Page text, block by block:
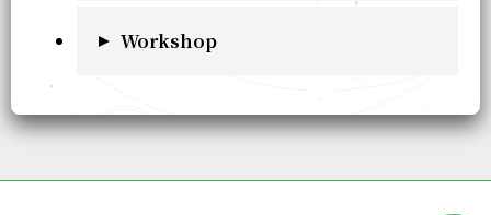
Workshop